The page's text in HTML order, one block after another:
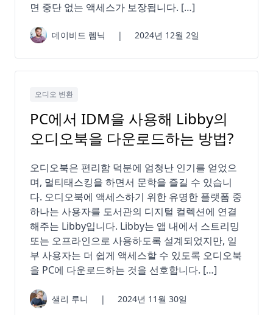
면 중단 없는 액세스가 보장됩니다. […]
데이비드 렘닉 | 2024년 12월 2일
오디오 변환
PC에서 IDM을 사용해 Libby의
오디오북을 다운로드하는 방법?
오디오북은 편리함 덕분에 엄청난 인기를 얻었으
며, 멀티태스킹을 하면서 문학을 즐길 수 있습니
다. 오디오북에 액세스하기 위한 유명한 플랫폼 중
하나는 사용자를 도서관의 디지털 컬렉션에 연결
해주는 Libby입니다. Libby는 앱 내에서 스트리밍
또는 오프라인으로 사용하도록 설계되었지만, 일
부 사용자는 더 쉽게 액세스할 수 있도록 오디오북
을 PC에 다운로드하는 것을 선호합니다. […]
샐리 루니 | 2024년 11월 30일